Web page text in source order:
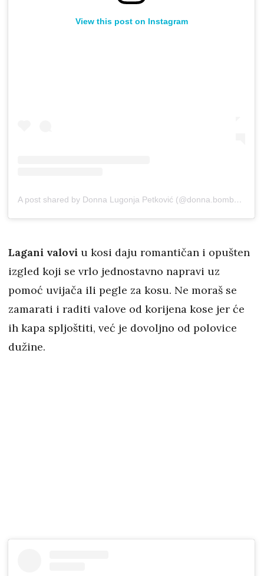
View this post on Instagram
A post shared by Donna Lugonja Petković (@donna.bombonna)
Lagani valovi u kosi daju romantičan i opušten
izgled koji se vrlo jednostavno napravi uz
pomoć uvijača ili pegle za kosu. Ne moraš se
zamarati i raditi valove od korijena kose jer će
ih kapa spljoštiti, već je dovoljno od polovice
dužine.